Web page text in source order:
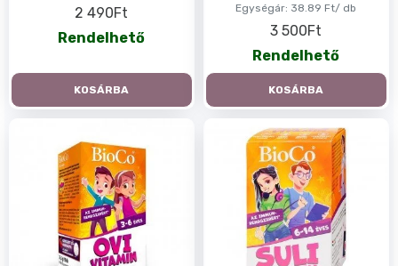
2 490Ft
Rendelhető
KOSÁRBA
Egységár: 38.89 Ft/ db
3 500Ft
Rendelhető
KOSÁRBA